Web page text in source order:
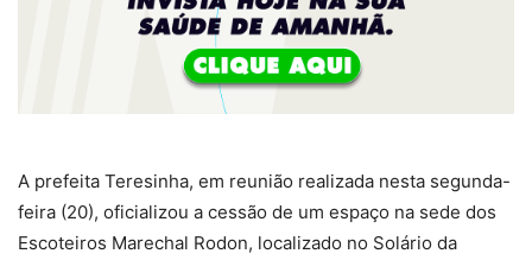
A prefeita Teresinha, em reunião realizada nesta segunda-
feira (20), oficializou a cessão de um espaço na sede dos
Escoteiros Marechal Rodon, localizado no Solário da